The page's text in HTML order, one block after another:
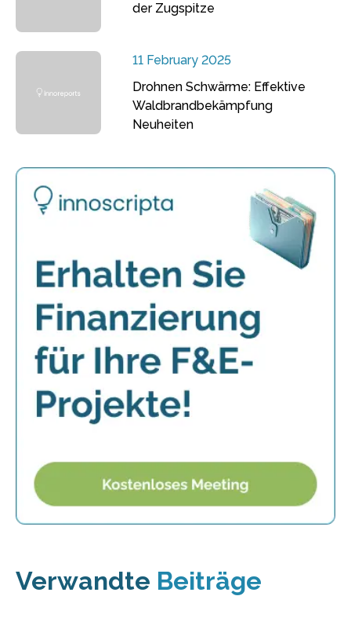
der Zugspitze
11 February 2025
Drohnen Schwärme: Effektive
Waldbrandbekämpfung
Neuheiten
Verwandte Beiträge